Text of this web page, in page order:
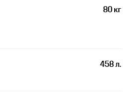
80 кг
458 л.